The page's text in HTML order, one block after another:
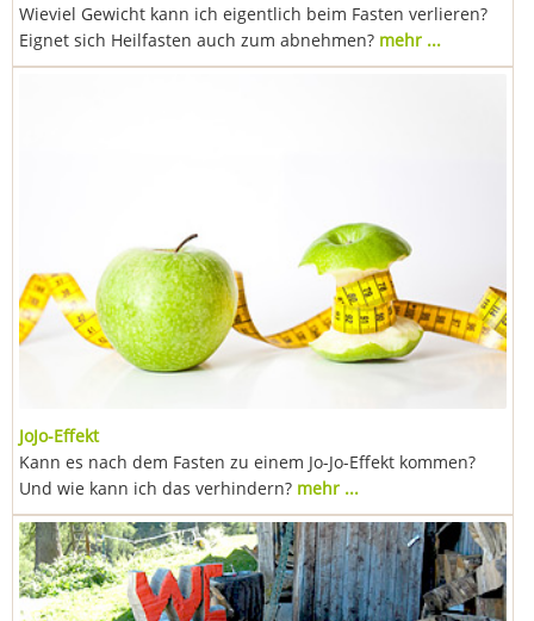
Wieviel Gewicht kann ich eigentlich beim Fasten verlieren?
Eignet sich Heilfasten auch zum abnehmen? mehr ...
JoJo-Effekt
Kann es nach dem Fasten zu einem Jo-Jo-Effekt kommen?
Und wie kann ich das verhindern? mehr ...